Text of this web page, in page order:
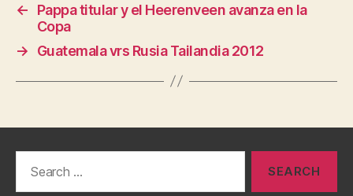
←
Pappa titular y el Heerenveen avanza en la
Copa
→
Guatemala vrs Rusia Tailandia 2012